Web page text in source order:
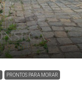
PRONTOS PARA MORAR